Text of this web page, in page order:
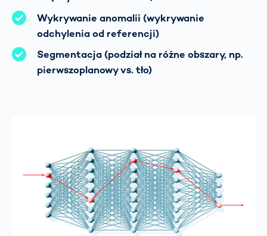
Wykrywanie anomalii (wykrywanie
odchylenia od referencji)
Segmentacja (podział na różne obszary, np.
pierwszoplanowy vs. tło)